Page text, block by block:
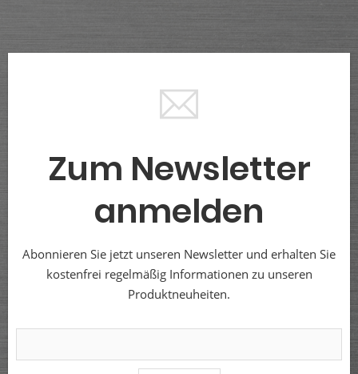
Zum Newsletter
anmelden
Abonnieren Sie jetzt unseren Newsletter und erhalten Sie
kostenfrei regelmäßig Informationen zu unseren
Produktneuheiten.